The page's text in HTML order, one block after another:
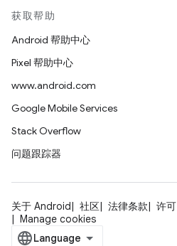
获取帮助
Android 帮助中心
Pixel 帮助中心
www.android.com
Google Mobile Services
Stack Overflow
问题跟踪器
关于 Android 社区 法律条款 许可
Manage cookies